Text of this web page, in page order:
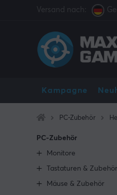
Versand nach:
Kampagne
PC-Zubehör
PC-Zubehör
Monitore
Tastaturen & Zubehör
Mäuse & Zubehör